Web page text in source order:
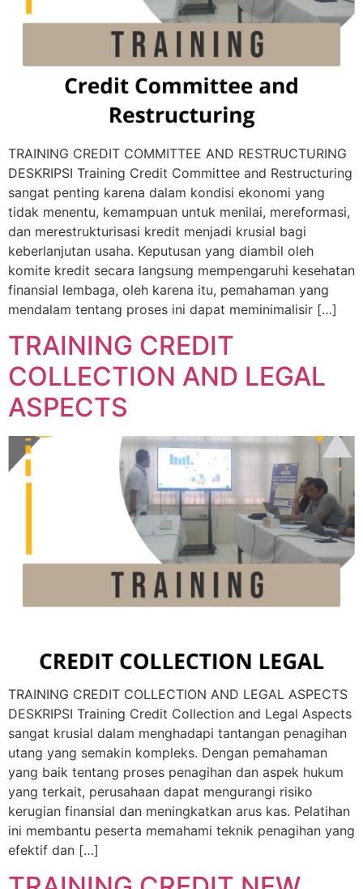
TRAINING CREDIT COMMITTEE AND RESTRUCTURING
DESKRIPSI Training Credit Committee and Restructuring
sangat penting karena dalam kondisi ekonomi yang
tidak menentu, kemampuan untuk menilai, mereformasi,
dan merestrukturisasi kredit menjadi krusial bagi
keberlanjutan usaha. Keputusan yang diambil oleh
komite kredit secara langsung mempengaruhi kesehatan
finansial lembaga, oleh karena itu, pemahaman yang
mendalam tentang proses ini dapat meminimalisir […]
TRAINING CREDIT
COLLECTION AND LEGAL
ASPECTS
TRAINING CREDIT COLLECTION AND LEGAL ASPECTS
DESKRIPSI Training Credit Collection and Legal Aspects
sangat krusial dalam menghadapi tantangan penagihan
utang yang semakin kompleks. Dengan pemahaman
yang baik tentang proses penagihan dan aspek hukum
yang terkait, perusahaan dapat mengurangi risiko
kerugian finansial dan meningkatkan arus kas. Pelatihan
ini membantu peserta memahami teknik penagihan yang
efektif dan […]